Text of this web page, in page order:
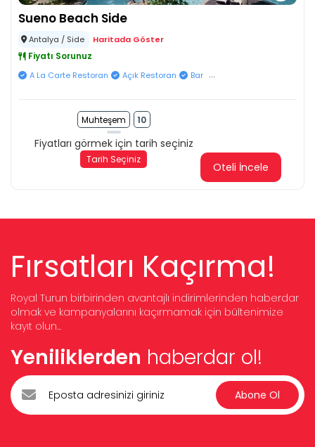
Sueno Beach Side
Antalya / Side Haritada Göster
Fiyatı Sorunuz
A La Carte Restoran Açık Restoran Bar ...
Muhteşem 10
Fiyatları görmek için tarih seçiniz
Tarih Seçiniz
Oteli İncele
Fırsatları Kaçırma!
Royal Turun birbirinden avantajlı indirimlerinden haberdar
olmak ve kampanyalarını kaçırmamak için bültenimize
kayıt olun...
Yeniliklerden haberdar ol!
Abone Ol